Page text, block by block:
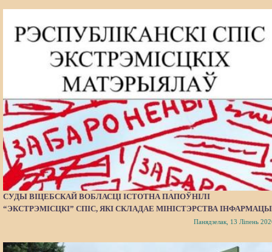
СУДЫ ВІЦЕБСКАЙ ВОБЛАСЦІ ІСТОТНА ПАПОЎНІЛІ
“ЭКСТРЭМІСЦКІ” СПІС, ЯКІ СКЛАДАЕ МІНІСТЭРСТВА
Панядзелак, 13 Ліпень